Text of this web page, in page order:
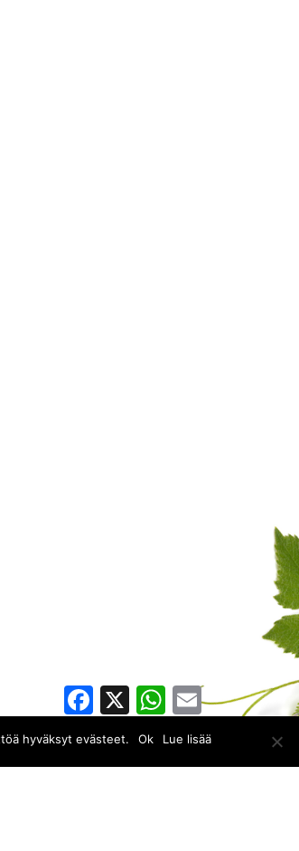
Facebook
X WhatsApp
Email
hyväksyt evästeet. Ok Lue lisää